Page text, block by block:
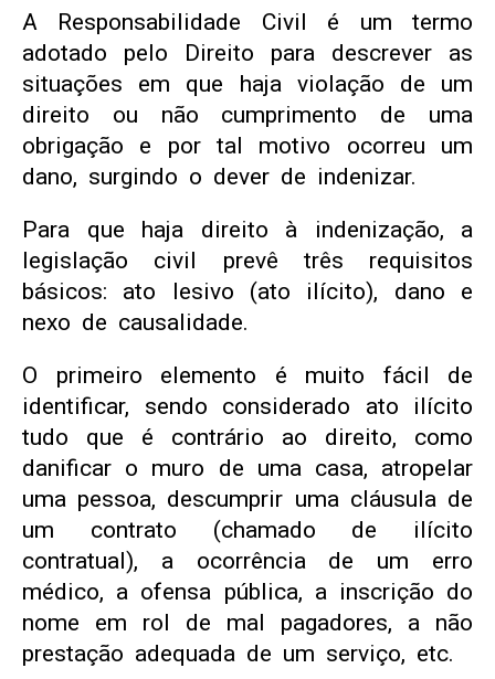
A Responsabilidade Civil é um termo
adotado pelo Direito para descrever as
situações em que haja violação de um
direito ou não cumprimento de uma
obrigação e por tal motivo ocorreu um
dano, surgindo o dever de indenizar.
Para que haja direito à indenização, a
legislação civil prevê três requisitos
básicos: ato lesivo (ato ilícito), dano e
nexo de causalidade.
O primeiro elemento é muito fácil de
identificar, sendo considerado ato ilícito
tudo que é contrário ao direito, como
danificar o muro de uma casa, atropelar
uma pessoa, descumprir uma cláusula de
um contrato (chamado de ilícito
contratual), a ocorrência de um erro
médico, a ofensa pública, a inscrição do
nome em rol de mal pagadores, a não
prestação adequada de um serviço, etc.